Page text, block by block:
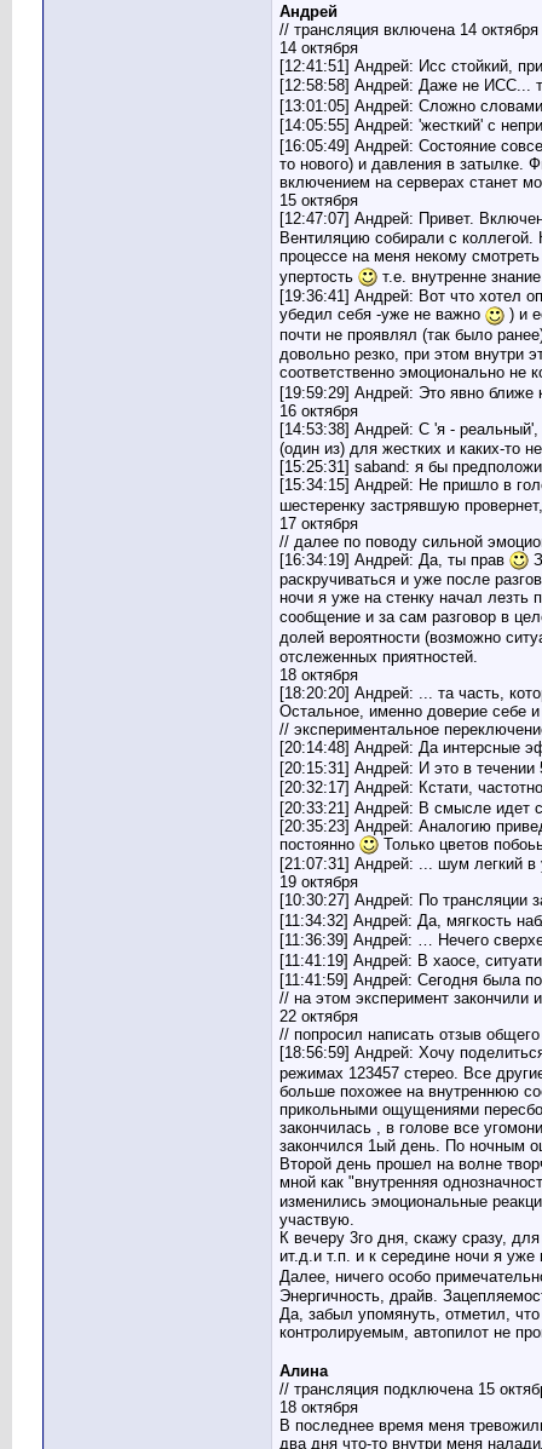
Re: Система управления...
Re: Система управления...08.09.2015,07:35
Re: Система управления...07.09.2015,
18:47
Re: Система управления...08.09.2015,08:32
Re: Система управления...08.09.2015,11:45
Re: Система управления...08.09.2015,13:28
Re: Система управления... 08.09.2015, 14:17
Re: Система управления...08.09.2015,15:02
Re: Система управления...
Re: Система управления... 08.09.2015,20:33
Re: Система управления...08.09.2015,20:46
Re: Система управления...08.09.2015,20:41
Re: Система управления...17.09.2015,01:14
Re: Система управления...17.09.2015,01:20
Re: Система управления...17.09.2015,05:43
Re: Система управления...11.10.2015,02:11
Re: Система управления...07.10.2015,03:24
Re: Система управления... 07.10.2015, 06:44
Re: Система управления...12.10.2015, 16:19
Re: Система управления...12.10.2015,18:17
Re: Система управления...12.10.2015,19:11
Re: Система управления...18.11.2015,
17:40
Re: Система управления...18.11.2015,18:29
Re: Система управления...18.11.2015,19:17
Re: Система управления... 18.11.2015,
Re: Система управления...19.11.2015,19:39
Re: Система управления...19.11.2015,21:42
Re: Система управления...08.03.2019,
Re: Система управления...20.11.2015,17:16
Re: Система управления...20.11.2015,18:02
Re: Система управления...20.11.2015,18:02
Re: Система управления... 20.11.2015,
18:03
Re: Система управления...20.11.2015,18:06
Re: Система управления...20.11.2015,22:05
Re: Система управления...21.11.2015,01:14
Re: Система управления...22.11.2015,
20:38
Re: Система управления...05.12.2015,
Re: Система управления...05.12.2015,20:26
Re: Система управления...05.12.2015,22:41
Re: Система управления... 11.12.2015,20:16
Re: Система управления... 11.12.2015,20:33
Re: Система управления...11.12.2015, 21:57
Re: Система управления...14.12.2015,
Re: Система управления...29.12.2015,14:45
Re: Система управления...29.12.2015, 16:00
Re: Система управления... 29.12.2015, 19:08
Re: Система управления...21.01.2016,
05:21
Re: Система управления...21.01.2016,06:58
Re: Система управления...22.01.2016, 21:53
Re: Система управления... 30.01.2016,21:00
Re: Система управления...30.01.2016,
Re: Система управления...31.01.2016,18:17
Re: Система управления...
19:40
Re: Система управления...22.02.2016,
22:12
Re: Система управления...22.02.2016,23:00
Re: Система управления...22.02.2016,23:22
Re: Система управления...
Re: Система управления...17.04.2016, 14:30
Re: Система управления...17.04.2016,
Re: Система управления...27.04.2016, 22:14
Андрей
// трансляция включена 14
14 октября
[12:41:51] Андрей: Исс стойкий,
[12:58:58] Андрей: Даже не ИСС...
[13:01:05] Андрей: Сложно
[14:05:55] Андрей: 'жесткий' с
[16:05:49] Андрей: Состояние
то нового) и давления в затылке.
включением на серверах станет
15 октября
[12:47:07] Андрей: Привет.
Вентиляцию собирали с
процессе на меня некому
упертость
т.е. внутренне
[19:36:41] Андрей: Вот что хотел
убедил себя -уже не важно
) и
почти не проявлял (так было
довольно резко, при этом внутри
соответственно эмоционально не
[19:59:29] Андрей: Это явно
16 октября
[14:53:38] Андрей: С 'я -
(один из) для жестких и каких-то
[15:25:31] saband: я бы
[15:34:15] Андрей: Не пришло в
шестеренку застрявшую
17 октября
// далее по поводу сильной
[16:34:19] Андрей: Да, ты прав
раскручиваться и уже после
ночи я уже на стенку начал лезть
сообщение и за сам разговор в
долей вероятности (возможно
отслеженных приятностей.
18 октября
[18:20:20] Андрей: ... та часть,
Остальное, именно доверие себе
// экспериментальное
[20:14:48] Андрей: Да интерсные
[20:15:31] Андрей: И это в
[20:32:17] Андрей: Кстати,
[20:33:21] Андрей: В смысле идет
[20:35:23] Андрей: Аналогию
постоянно
Только цветов
[21:07:31] Андрей: ... шум легкий в
19 октября
[10:30:27] Андрей: По трансляции
[11:34:32] Андрей: Да, мягкость
[11:36:39] Андрей: … Нечего
[11:41:19] Андрей: В хаосе,
[11:41:59] Андрей: Сегодня была
// на этом эксперимент закончили
22 октября
// попросил написать отзыв общего
[18:56:59] Андрей: Хочу
режимах 123457 стерео. Все
больше похожее на внутреннюю
прикольными ощущениями
закончилась , в голове все
закончился 1ый день. По ночным
Второй день прошел на волне
мной как "внутренняя
изменились эмоциональные
участвую.
К вечеру 3го дня, скажу сразу,
ит.д.и т.п. и к середине ночи я уже
Далее, ничего особо
Энергичность, драйв.
Да, забыл упомянуть, отметил,
контролируемым, автопилот не
Алина
// трансляция подключена 15
18 октября
В последнее время меня
два дня что-то внутри меня